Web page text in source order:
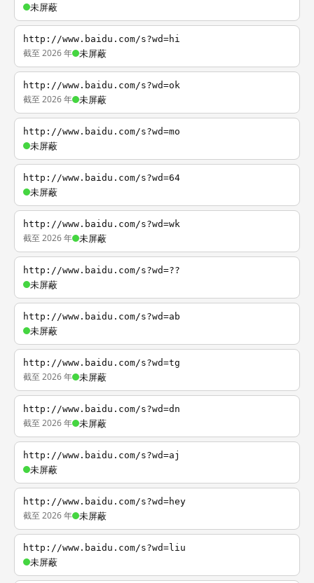
未屏蔽
http://www.baidu.com/s?wd=hi
截至 2026 年 未屏蔽
http://www.baidu.com/s?wd=ok
截至 2026 年 未屏蔽
http://www.baidu.com/s?wd=mo
未屏蔽
http://www.baidu.com/s?wd=64
未屏蔽
http://www.baidu.com/s?wd=wk
截至 2026 年 未屏蔽
http://www.baidu.com/s?wd=??
未屏蔽
http://www.baidu.com/s?wd=ab
未屏蔽
http://www.baidu.com/s?wd=tg
截至 2026 年 未屏蔽
http://www.baidu.com/s?wd=dn
截至 2026 年 未屏蔽
http://www.baidu.com/s?wd=aj
未屏蔽
http://www.baidu.com/s?wd=hey
截至 2026 年 未屏蔽
http://www.baidu.com/s?wd=liu
未屏蔽